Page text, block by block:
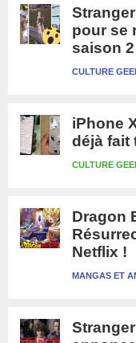
pour se
saison 2
CULTURE
iPhone
déjà fait
CULTURE
Dragon
Netflix !
MANGAS ET